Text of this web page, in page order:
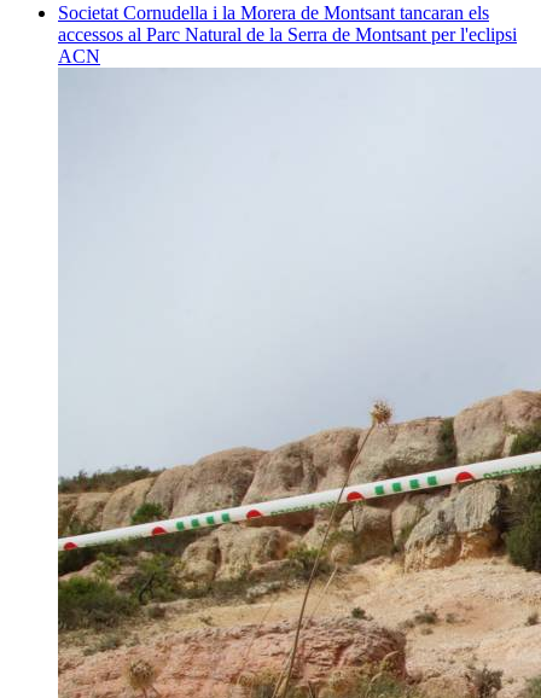
Societat Cornudella i la Morera de Montsant tancaran els
accessos al Parc Natural de la Serra de Montsant per l'eclipsi
ACN